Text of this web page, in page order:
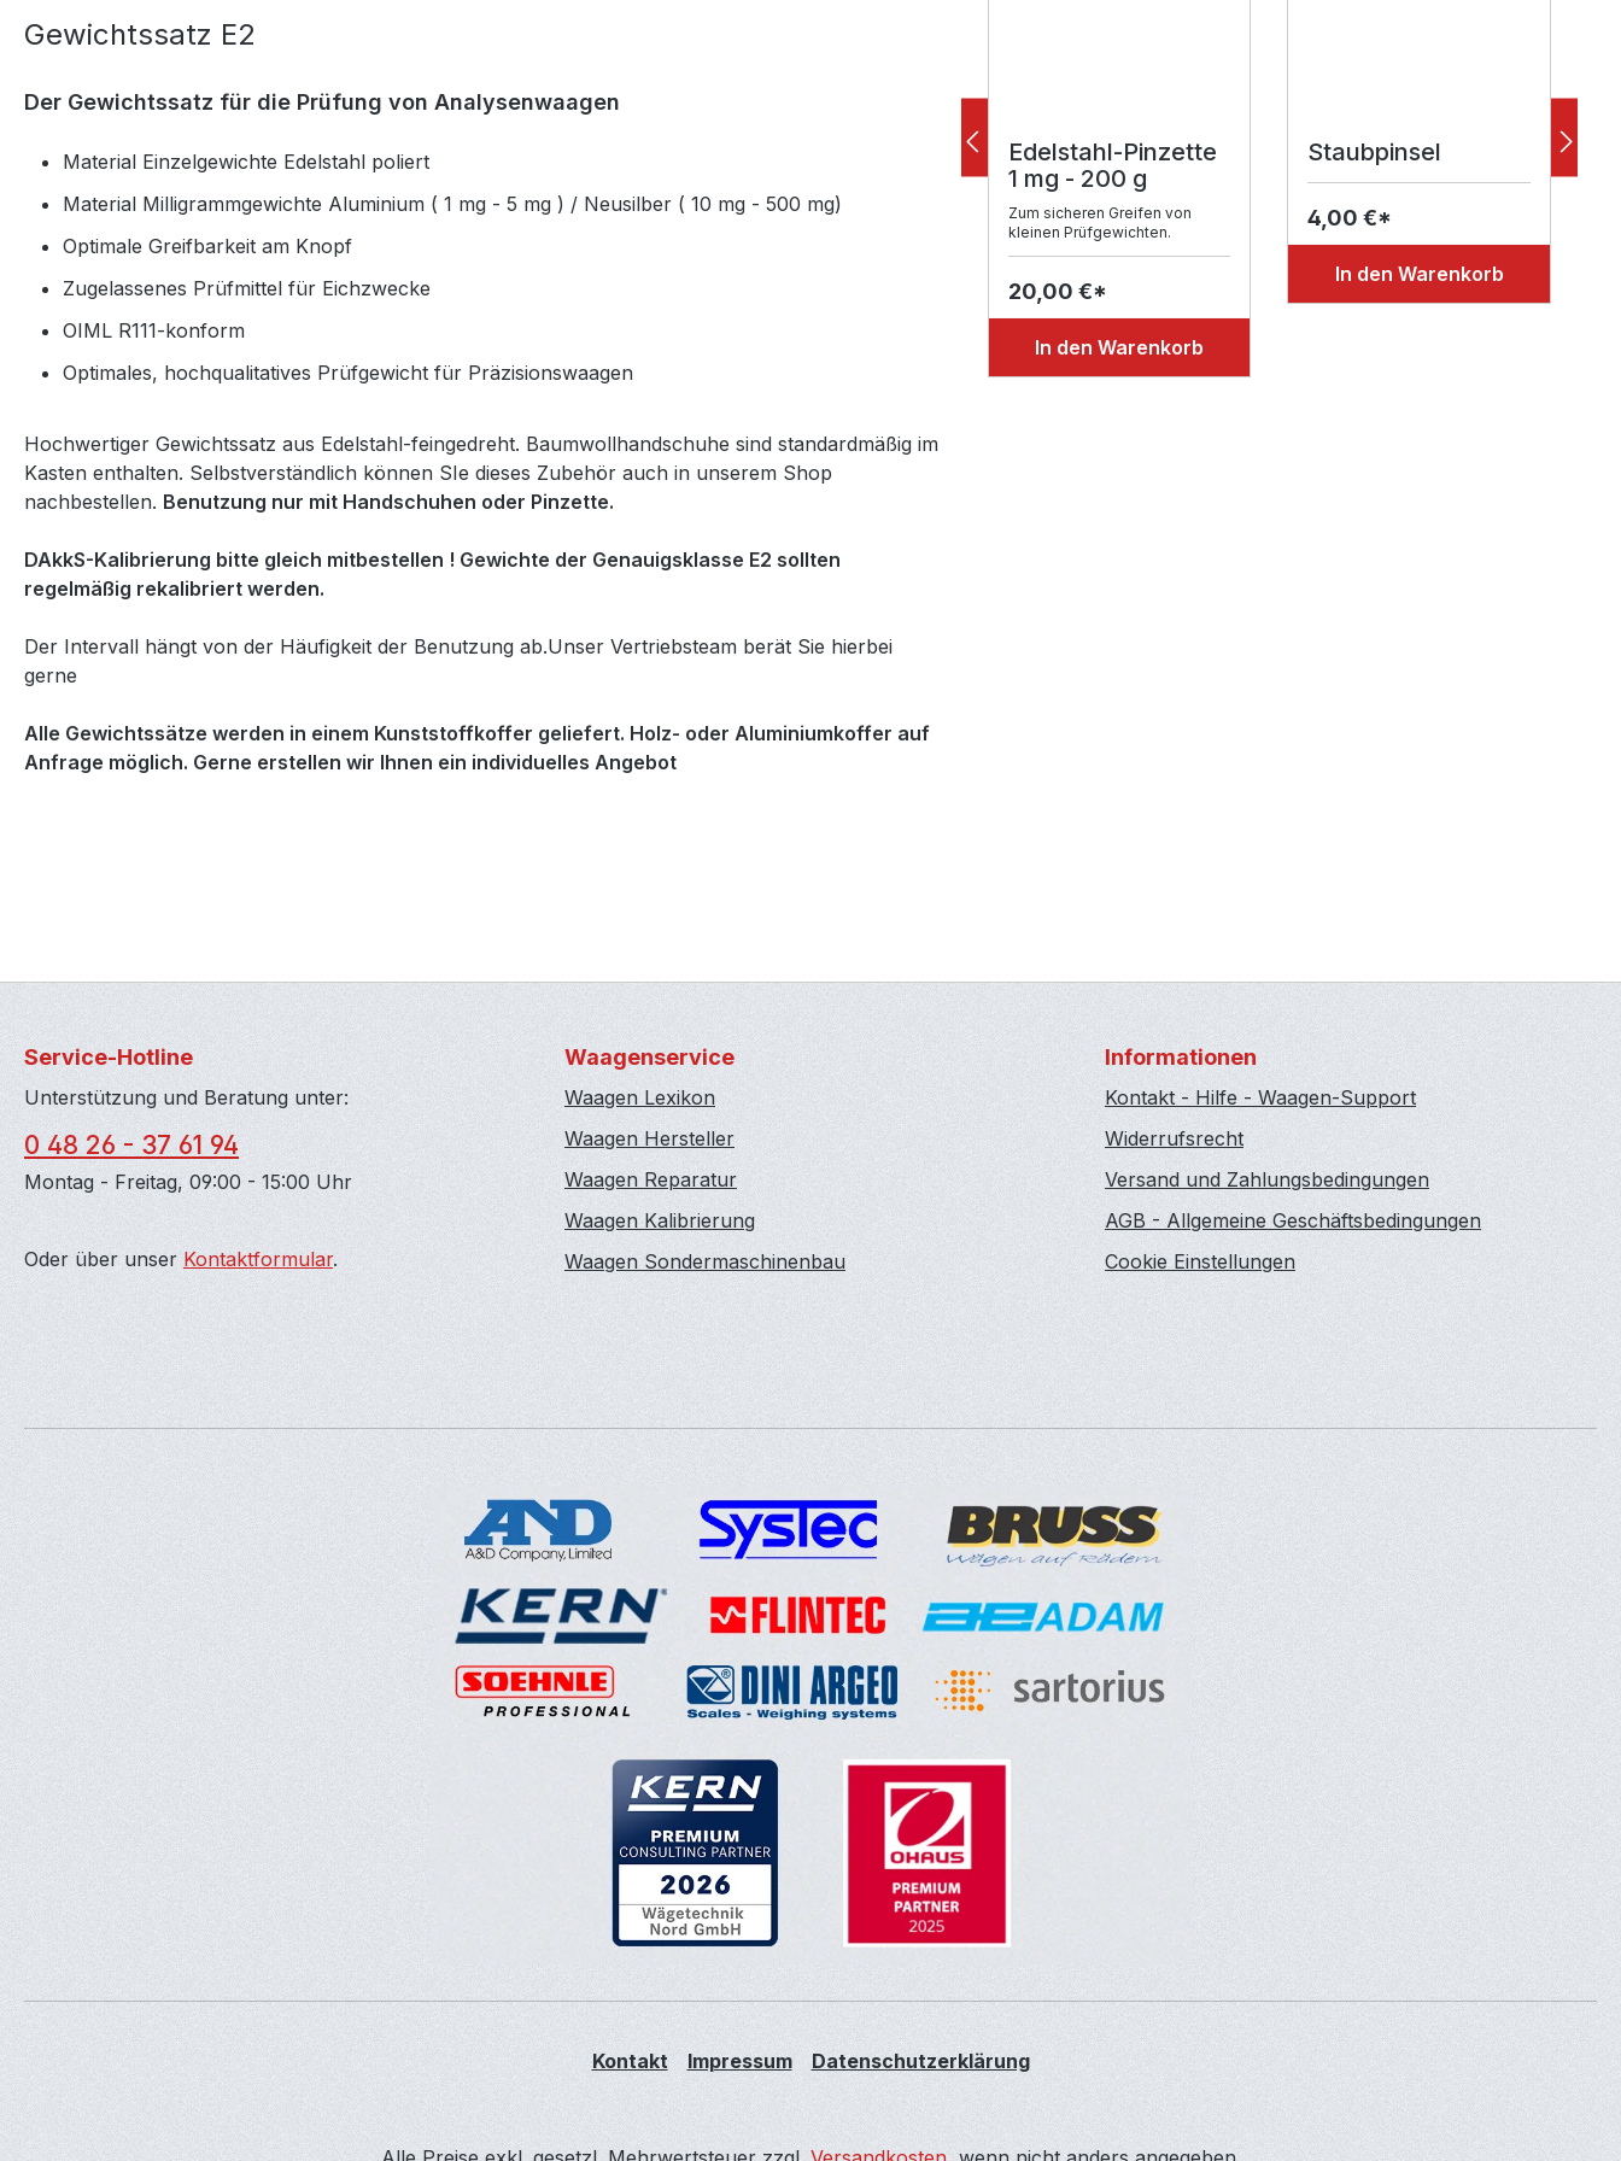
Gewichtssatz E2
Der Gewichtssatz für die Prüfung von Analysenwaagen
Material Einzelgewichte Edelstahl poliert
Material Milligrammgewichte Aluminium ( 1 mg - 5 mg ) / Neusilber ( 10 mg - 500 mg)
Optimale Greifbarkeit am Knopf
Zugelassenes Prüfmittel für Eichzwecke
OIML R111-konform
Optimales, hochqualitatives Prüfgewicht für Präzisionswaagen
Hochwertiger Gewichtssatz aus Edelstahl-feingedreht. Baumwollhandschuhe sind standardmäßig im
Kasten enthalten. Selbstverständlich können SIe dieses Zubehör auch in unserem Shop
nachbestellen. Benutzung nur mit Handschuhen oder Pinzette.
DAkkS-Kalibrierung bitte gleich mitbestellen ! Gewichte der Genauigsklasse E2 sollten
regelmäßig rekalibriert werden.
Der Intervall hängt von der Häufigkeit der Benutzung ab.Unser Vertriebsteam berät Sie hierbei
gerne
Alle Gewichtssätze werden in einem Kunststoffkoffer geliefert. Holz- oder Aluminiumkoffer auf
Anfrage möglich. Gerne erstellen wir Ihnen ein individuelles Angebot
Edelstahl-Pinzette
1 mg - 200 g
Zum sicheren Greifen von
kleinen Prüfgewichten.
20,00 €*
In den Warenkorb
Staubpinsel
4,00 €*
In den Warenkorb
Service-Hotline
Unterstützung und Beratung unter:
0 48 26 - 37 61 94
Montag - Freitag, 09:00 - 15:00 Uhr
Oder über unser Kontaktformular.
Waagenservice
Waagen Lexikon
Waagen Hersteller
Waagen Reparatur
Waagen Kalibrierung
Waagen Sondermaschinenbau
Informationen
Kontakt - Hilfe - Waagen-Support
Widerrufsrecht
Versand und Zahlungsbedingungen
AGB - Allgemeine Geschäftsbedingungen
Cookie Einstellungen
Kontakt Impressum Datenschutzerklärung